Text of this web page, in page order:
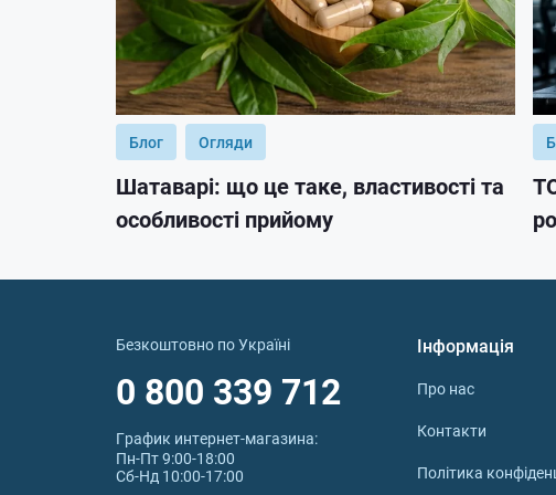
Блог Огляди
Шатаварі: що це таке, властивості та
особливості прийому
Безкоштовно по Україні
0 800 339 712
График интернет‑магазина:
Пн-Пт 9:00-18:00
Сб-Нд 10:00-17:00
Інформація
Про нас
Контакти
Політика